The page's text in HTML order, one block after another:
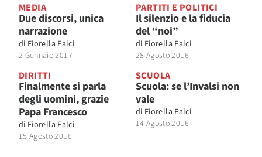
MEDIA
Due discorsi, unica
narrazione
di Fiorella Falci
2 Gennaio 2017
PARTITI E POLITICI
Il silenzio e la fiducia
del “noi”
di Fiorella Falci
28 Agosto 2016
DIRITTI
Finalmente si parla
degli uomini, grazie
Papa Francesco
di Fiorella Falci
15 Agosto 2016
SCUOLA
Scuola: se l’Invalsi non
vale
di Fiorella Falci
14 Agosto 2016